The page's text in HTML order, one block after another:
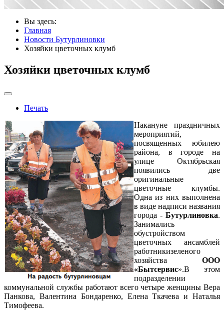
Вы здесь:
Главная
Новости Бутурлиновки
Хозяйки цветочных клумб
Хозяйки цветочных клумб
Печать
Накануне праздничных
мероприятий,
посвященных юбилею
района, в городе на
улице Октябрьская
появились две
оригинальные
цветочные клумбы.
Одна из них выполнена
в виде надписи названия
города - Бутурлиновка.
Занимались
обустройством
цветочных ансамблей
работникизеленого
хозяйства ООО
«Бытсервис».В этом
подразделении
коммунальной службы работают всего четыре женщины Вера
Панкова, Валентина Бондаренко, Елена Ткачева и Наталья
Тимофеева.